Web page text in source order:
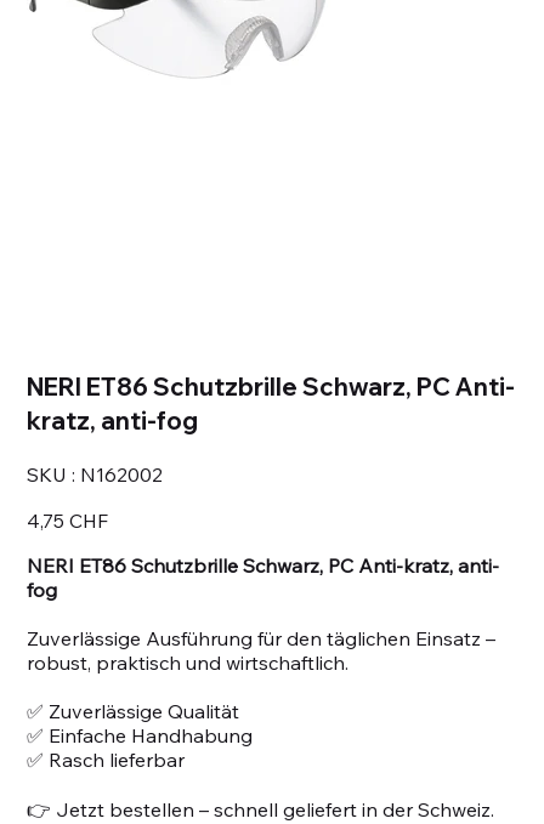
NERI ET86 Schutzbrille Schwarz, PC Anti-
kratz, anti-fog
SKU : SKU
N162002
N162002
4,75 CHF
NERI ET86 Schutzbrille Schwarz, PC Anti-kratz, anti-
fog
Zuverlässige Ausführung für den täglichen Einsatz –
robust, praktisch und wirtschaftlich.
✅ Zuverlässige Qualität
✅ Einfache Handhabung
✅ Rasch lieferbar
👉 Jetzt bestellen – schnell geliefert in der Schweiz.